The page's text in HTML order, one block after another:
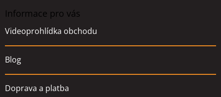
Informace pro vás
Videoprohlídka obchodu
Blog
Doprava a platba